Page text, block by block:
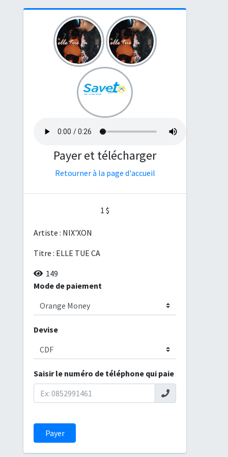
Payer et télécharger
Retourner à la page d'accueil
1 $
Artiste : NIX'XON
Titre : ELLE TUE CA
149
Mode de paiement
Devise
Saisir le numéro de téléphone qui paie
Payer